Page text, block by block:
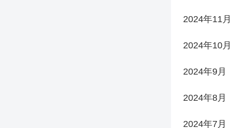
2024年11月
2024年10月
2024年9月
2024年8月
2024年7月